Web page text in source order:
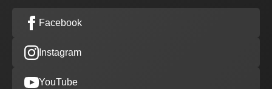
Facebook
Instagram
YouTube